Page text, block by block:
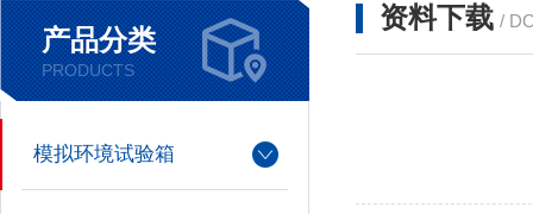
产品分类
PRODUCTS
模拟环境试验箱
资料下载 /